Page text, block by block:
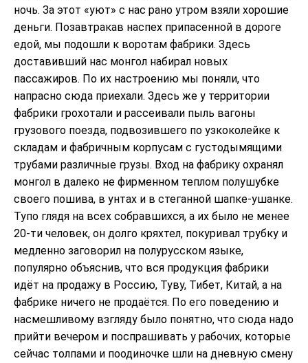
ночь. За этот «уют» с нас рано утром взяли хорошие
деньги. Позавтракав наспех припасенной в дороге
едой, мы подошли к воротам фабрики. Здесь
доставивший нас монгол набирал новых
пассажиров. По их настроению мы поняли, что
напрасно сюда приехали. Здесь же у территории
фабрики грохотали и рассеивали пыль вагоны
грузового поезда, подвозившего по узкоколейке к
складам и фабричным корпусам с густодымящими
трубами различные грузы. Вход на фабрику охранял
монгол в далеко не фирменном теплом полушубке
своего пошива, в унтах и в стеганной шапке-ушанке.
Тупо глядя на всех собравшихся, а их было не менее
20-ти человек, он долго кряхтел, покуривал трубку и
медленно заговорил на полурусском языке,
популярно объяснив, что вся продукция фабрики
идёт на продажу в Россию, Туву, Тибет, Китай, а на
фабрике ничего не продаётся. По его поведению и
насмешливому взгляду было понятно, что сюда надо
прийти вечером и поспрашивать у рабочих, которые
сейчас толпами и поодиночке шли на дневную смену